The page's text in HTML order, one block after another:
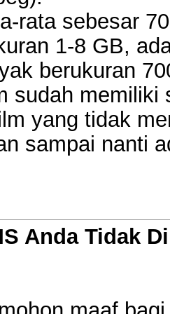
rata sebesar
1-8 GB,
berukuran
sudah memiliki
yang tidak
sampai nanti
Anda Tidak